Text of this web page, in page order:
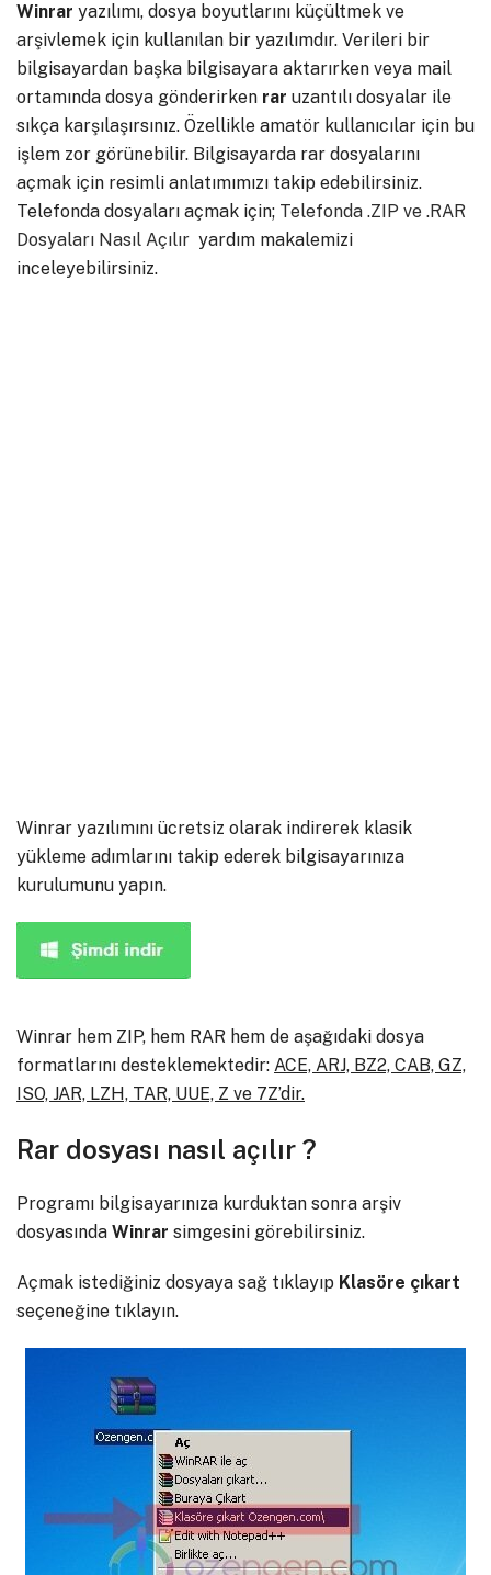
Winrar yazılımı, dosya boyutlarını küçültmek ve
arşivlemek için kullanılan bir yazılımdır. Verileri bir
bilgisayardan başka bilgisayara aktarırken veya mail
ortamında dosya gönderirken rar uzantılı dosyalar ile
sıkça karşılaşırsınız. Özellikle amatör kullanıcılar için bu
işlem zor görünebilir. Bilgisayarda rar dosyalarını
açmak için resimli anlatımımızı takip edebilirsiniz.
Telefonda dosyaları açmak için; Telefonda .ZIP ve .RAR
Dosyaları Nasıl Açılır yardım makalemizi
inceleyebilirsiniz.
Winrar yazılımını ücretsiz olarak indirerek klasik
yükleme adımlarını takip ederek bilgisayarınıza
kurulumunu yapın.
Winrar hem ZIP, hem RAR hem de aşağıdaki dosya
formatlarını desteklemektedir: ACE, ARJ, BZ2, CAB, GZ,
ISO, JAR, LZH, TAR, UUE, Z ve 7Z’dir.
Rar dosyası nasıl açılır ?
Programı bilgisayarınıza kurduktan sonra arşiv
dosyasında Winrar simgesini görebilirsiniz.
Açmak istediğiniz dosyaya sağ tıklayıp Klasöre çıkart
seçeneğine tıklayın.